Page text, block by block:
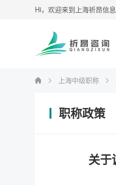
Hi，欢迎来到上海祈昂信
上海中级职称
职称政策
关于